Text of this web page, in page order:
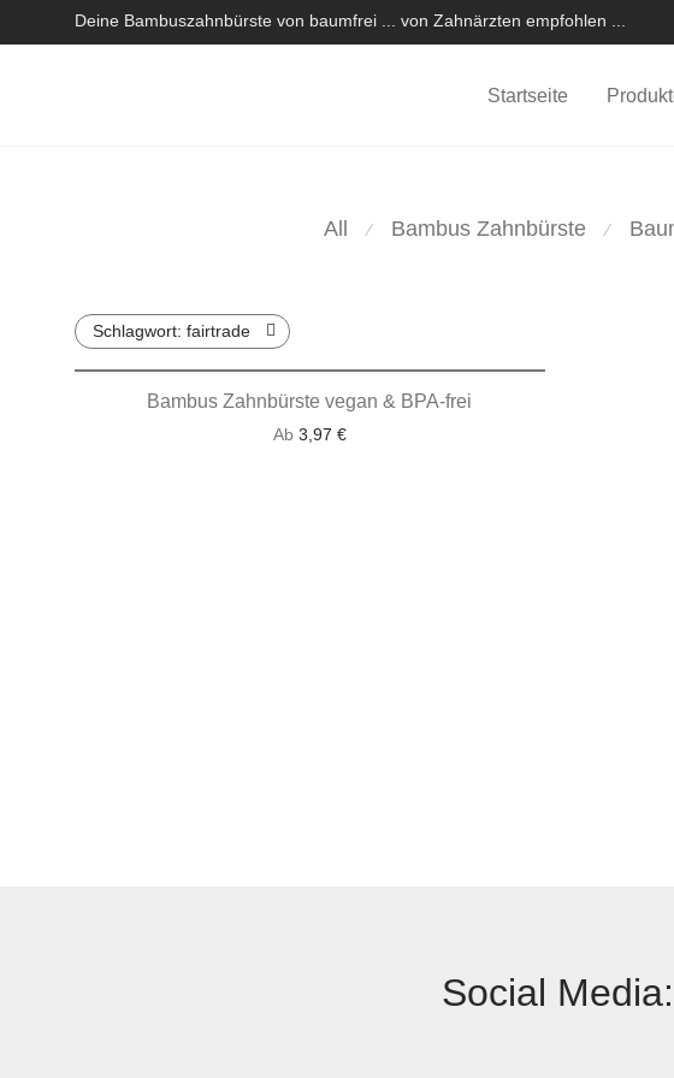
Deine Bambuszahnbürste von baumfrei ... von Zahnärzten empfohlen ...
Startseite
All ⁄ Bambus Zahnbürste ⁄
Schlagwort: fairtrade
Bambus Zahnbürste vegan & BPA-frei
Ab 3,97 €
Social Media: